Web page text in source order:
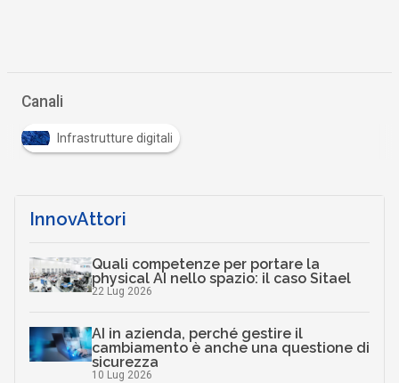
Canali
Infrastrutture digitali
InnovAttori
Quali competenze per portare la
physical AI nello spazio: il caso Sitael
22 Lug 2026
AI in azienda, perché gestire il
cambiamento è anche una questione di
sicurezza
10 Lug 2026